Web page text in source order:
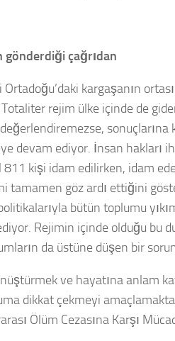
gönderdiği çağrıdan
kargaşanın
rejim ülke içinde de
devam ediyor. İnsan hakları
kişi idam edilirken, idam
tamamen göz ardı ettiğini
bütün toplumu
Rejimin içinde olduğu bu
da üstüne düşen bir
ve hayatına anlam
dikkat çekmeyi
Ölüm Cezasına Karşı